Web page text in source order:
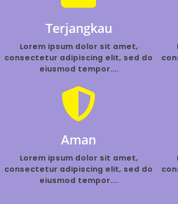
Terjangkau
Lorem ipsum dolor sit amet,
consectetur adipiscing elit, sed do
eiusmod tempor....
Aman
Lorem ipsum dolor sit amet,
consectetur adipiscing elit, sed do
eiusmod tempor....